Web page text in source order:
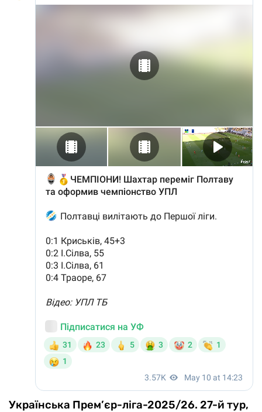
Українська Прем’єр-ліга-2025/26. 27-й тур,